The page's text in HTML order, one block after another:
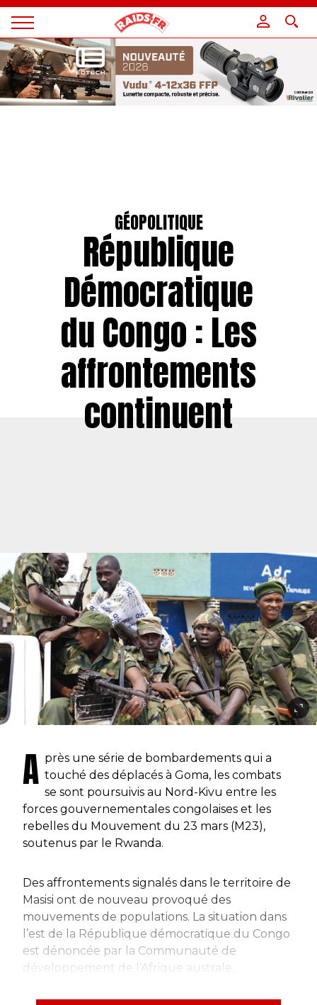
Magazine
Raids
GÉOPOLITIQUE
République
Démocratique
du Congo : Les
affrontements
continuent
A près une série de bombardements qui a
touché des déplacés à Goma, les combats
se sont poursuivis au Nord-Kivu entre les
forces gouvernementales congolaises et les
rebelles du Mouvement du 23 mars (M23),
soutenus par le Rwanda.
Des affrontements signalés dans le territoire de
Masisi ont de nouveau provoqué des
mouvements de populations. La situation dans
l’est de la République démocratique du Congo
est dénoncée par la Communauté de
développement de l’Afrique australe...
Panneau de gestion des cookies